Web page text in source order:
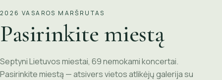
2026 VASAROS MARŠRUTAS
Pasirinkite miestą
Septyni Lietuvos miestai, 69 nemokami koncertai.
Pasirinkite miestą — atsivers vietos atlikėjų galerija su